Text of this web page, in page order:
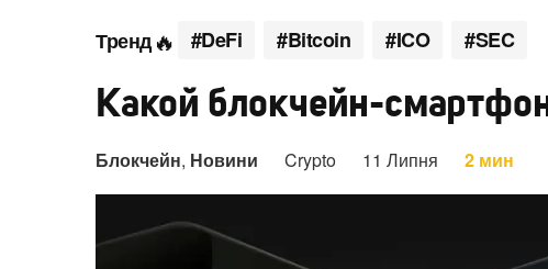
Тренд #DeFi #Bitcoin #ICO #SEC
Какой блокчейн-
Блокчейн, Новини Crypto 11 Липня 2 мин